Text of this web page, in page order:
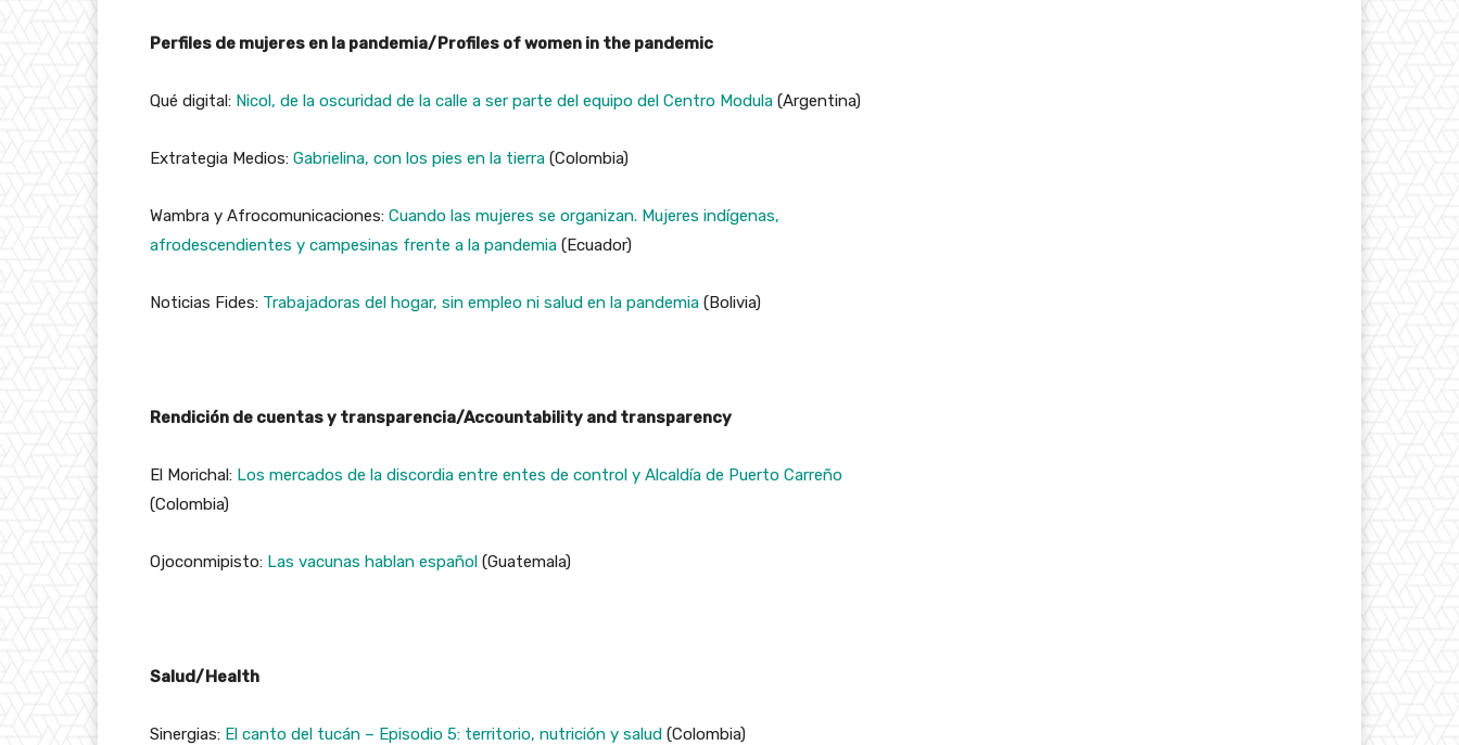
Perfiles de mujeres en la pandemia/Profiles of women in the pandemic
Qué digital: Nicol, de la oscuridad de la calle a ser parte del equipo del Centro Modula (Argentina)
Extrategia Medios: Gabrielina, con los pies en la tierra (Colombia)
Wambra y Afrocomunicaciones: Cuando las mujeres se organizan. Mujeres indígenas,
afrodescendientes y campesinas frente a la pandemia (Ecuador)
Noticias Fides: Trabajadoras del hogar, sin empleo ni salud en la pandemia (Bolivia)
Rendición de cuentas y transparencia/Accountability and transparency
El Morichal: Los mercados de la discordia entre entes de control y Alcaldía de Puerto Carreño
(Colombia)
Ojoconmipisto: Las vacunas hablan español (Guatemala)
Salud/Health
Sinergias: El canto del tucán – Episodio 5: territorio, nutrición y salud (Colombia)